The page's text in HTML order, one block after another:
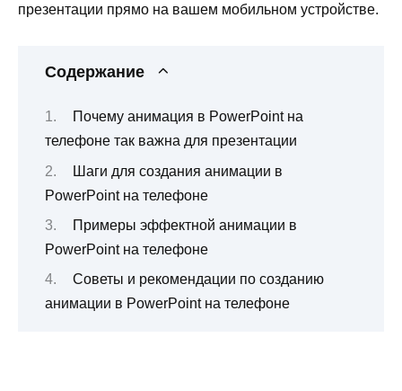
презентации прямо на вашем мобильном устройстве.
Содержание
Почему анимация в PowerPoint на
телефоне так важна для презентации
Шаги для создания анимации в
PowerPoint на телефоне
Примеры эффектной анимации в
PowerPoint на телефоне
Советы и рекомендации по созданию
анимации в PowerPoint на телефоне